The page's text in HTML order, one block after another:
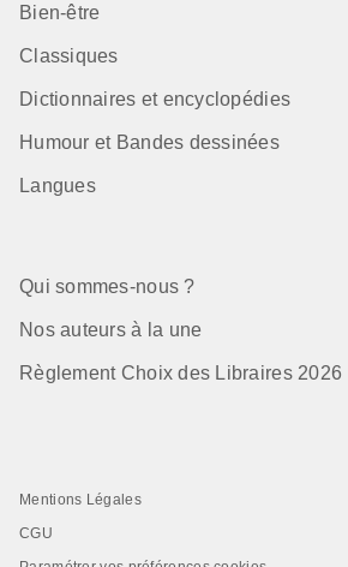
Bien-être
Classiques
Dictionnaires et encyclopédies
Humour et Bandes dessinées
Langues
Qui sommes-nous ?
Nos auteurs à la une
Règlement Choix des Libraires 2026
Mentions Légales
CGU